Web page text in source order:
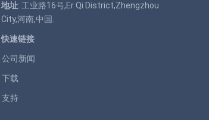
地址: 工业路16号,Er Qi District,Zhengzhou
City,河南,中国.
快速链接
公司新闻
下载
支持